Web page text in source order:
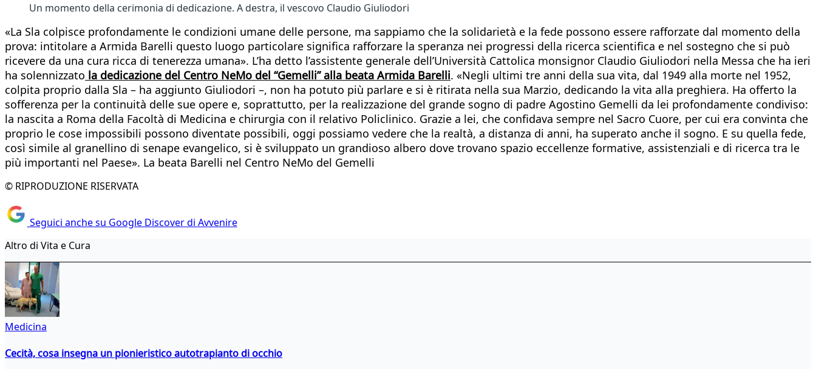
Un momento della cerimonia di dedicazione. A destra, il vescovo Claudio Giuliodori
«La Sla colpisce profondamente le condizioni umane delle persone, ma sappiamo che la solidarietà e la fede possono essere rafforzate dal momento della
prova: intitolare a Armida Barelli questo luogo particolare significa rafforzare la speranza nei progressi della ricerca scientifica e nel sostegno che si può
ricevere da una cura ricca di tenerezza umana». L’ha detto l’assistente generale dell’Università Cattolica monsignor Claudio Giuliodori nella Messa che ha ieri
ha solennizzato la dedicazione del Centro NeMo del “Gemelli” alla beata Armida Barelli. «Negli ultimi tre anni della sua vita, dal 1949 alla morte nel 1952,
colpita proprio dalla Sla – ha aggiunto Giuliodori –, non ha potuto più parlare e si è ritirata nella sua Marzio, dedicando la vita alla preghiera. Ha offerto la
sofferenza per la continuità delle sue opere e, soprattutto, per la realizzazione del grande sogno di padre Agostino Gemelli da lei profondamente condiviso:
la nascita a Roma della Facoltà di Medicina e chirurgia con il relativo Policlinico. Grazie a lei, che confidava sempre nel Sacro Cuore, per cui era convinta che
proprio le cose impossibili possono diventate possibili, oggi possiamo vedere che la realtà, a distanza di anni, ha superato anche il sogno. E su quella fede,
così simile al granellino di senape evangelico, si è sviluppato un grandioso albero dove trovano spazio eccellenze formative, assistenziali e di ricerca tra le
più importanti nel Paese». La beata Barelli nel Centro NeMo del Gemelli
© RIPRODUZIONE RISERVATA
Seguici anche su Google Discover di Avvenire
Altro di Vita e Cura
Medicina
Cecità, cosa insegna un pionieristico autotrapianto di occhio